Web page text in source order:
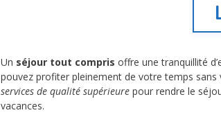
Un séjour tout compris offre une tranquillité
pouvez profiter pleinement de votre temps
services de qualité supérieure pour rendre le
vacances.